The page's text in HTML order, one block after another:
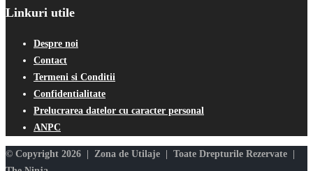
Linkuri utile
Despre noi
Contact
Termeni si Conditii
Confidentialitate
Prelucrarea datelor cu caracter personal
ANPC
© Copyright 2026 | Zona de Utilaje | Toate Drepturile Rezervate |